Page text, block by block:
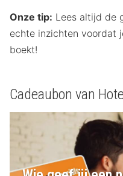
Onze tip: Lees altijd de
echte inzichten voordat
boekt!
Cadeaubon van